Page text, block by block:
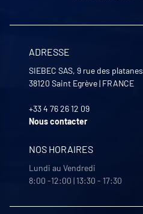
ADRESSE
SIEBEC SAS, 9 rue des platanes
38120 Saint Egrève| FRANCE
+33 4 76 26 12 09
Nous contacter
NOS HORAIRES
Lundi au Vendredi
8:00 -12:00 | 13:30 - 17:30